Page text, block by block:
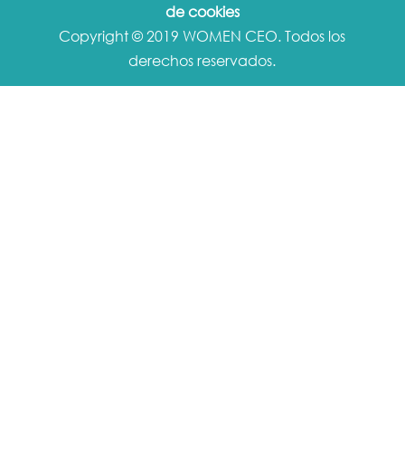
de cookies
Copyright © 2019 WOMEN CEO. Todos los
derechos reservados.